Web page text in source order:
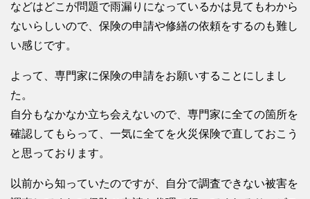
などはどこが問題で雨漏りになっているかは見てもわから
ないらしいので、保険の申請や修繕の依頼をするのも難し
い感じです。
よって、専門家に保険の申請をお願いすることにしまし
た。
自分もなかなか立ち会えないので、専門家に全ての箇所を
確認してもらって、一気に全てを火災保険で直しておこう
と思っております。
以前から知っていたのですが、自分で調査できない被害を